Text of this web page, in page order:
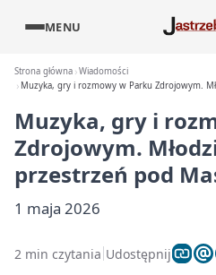
MENU
Strona główna Wiadomości
Muzyka, gry i rozmowy w Parku Zdrojowym.
Muzyka, gry i
Zdrojowym.
przestrzeń pod
1 maja 2026
2 min czytania Udostępnij